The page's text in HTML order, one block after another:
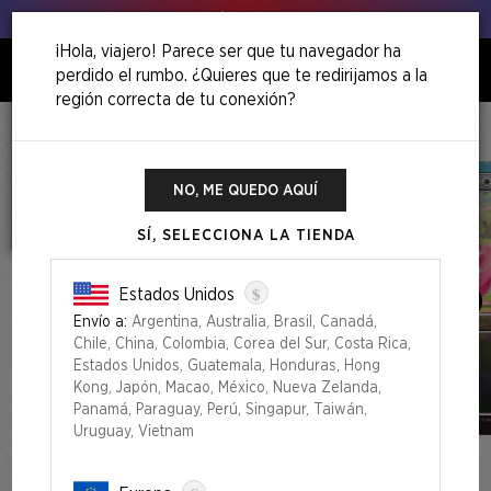
0
¡Hola, viajero! Parece ser que tu navegador ha
perdido el rumbo. ¿Quieres que te redirijamos a la
región correcta de tu conexión?
NO, ME QUEDO AQUÍ
SÍ, SELECCIONA LA TIENDA
Estados Unidos $
Envío a: Argentina, Australia, Brasil, Canadá,
Chile, China, Colombia, Corea del Sur, Costa Rica,
Estados Unidos, Guatemala, Honduras, Hong
Kong, Japón, Macao, México, Nueva Zelanda,
Panamá, Paraguay, Perú, Singapur, Taiwán,
Uruguay, Vietnam